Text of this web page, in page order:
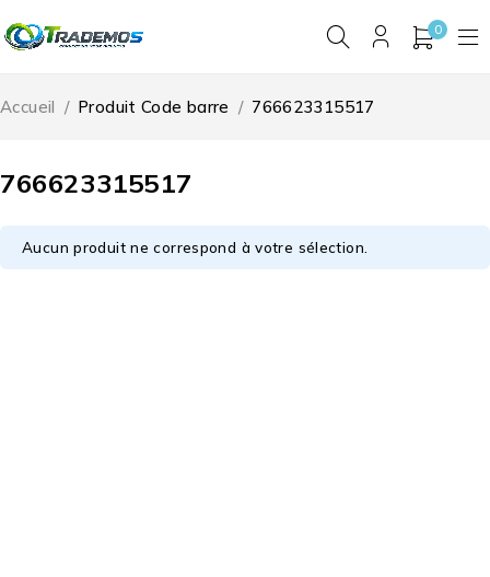
0
766623315517
Accueil / Produit Code barre / 766623315517
Aucun produit ne correspond à votre sélection.